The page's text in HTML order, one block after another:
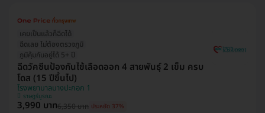
เคยเป็นแล้วก็ฉีดได้
ฉีดเลย ไม่ต้องตรวจภูมิ
ภูมิคุ้มกันอยู่ได้ 5+ ปี
ฉีดวัคซีนป้องกันไข้เลือดออก 4 สายพันธุ์ 2 เข็ม ครบ
โดส (15 ปีขึ้นไป)
โรงพยาบาลบางปะกอก 1
ราษฎร์บูรณะ
3,990 บาท6,350 บาท ประหยัด 37%